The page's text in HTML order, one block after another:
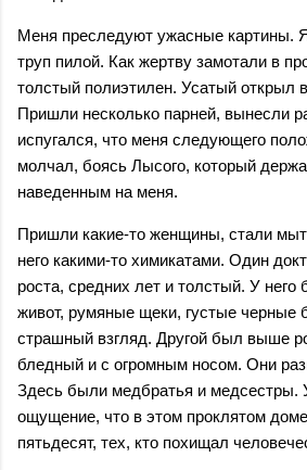
Меня преследуют ужасные картины.
труп пилой. Как жертву замотали в
толстый полиэтилен. Усатый открыл
Пришли несколько парней, вынесли
испугался, что меня следующего
молчал, боясь Лысого, который
наведенным на меня.
Пришли какие-то женщины, стали
него какими-то химикатами. Один
роста, средних лет и толстый. У
живот, румяные щеки, густые черные
страшный взгляд. Другой был выше
бледный и с огромным носом. Они
Здесь были медбратья и медсестры.
ощущение, что в этом проклятом
пятьдесят, тех, кто похищал